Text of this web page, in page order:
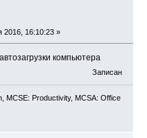
получилось задать
от
скрипт при
get-acl,
icacls#>
но уже для папки
Vista &
2016, 16:10:23 »
компьютера
Записан
MCSE: Productivity, MCSA: Office